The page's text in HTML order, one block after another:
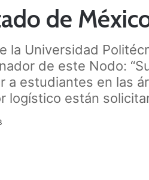
de
la Universidad
de este Nodo:
a estudiantes en las
logístico están